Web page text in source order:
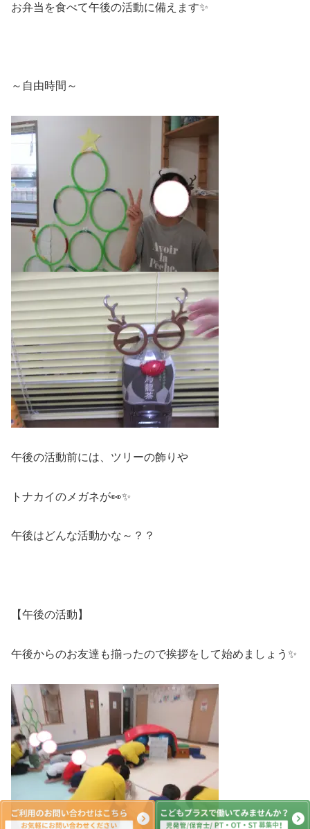
お弁当を食べて午後の活動に備えます✨
～自由時間～
午後の活動前には、ツリーの飾りや
トナカイのメガネが👀✨
午後はどんな活動かな～？？
【午後の活動】
午後からのお友達も揃ったので挨拶をして始めましょう✨